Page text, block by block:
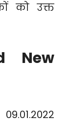
को उक्त
New